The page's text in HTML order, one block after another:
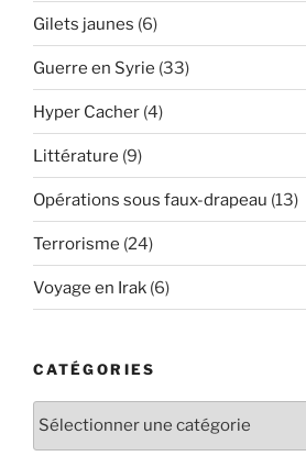
Gilets jaunes (6)
Guerre en Syrie (33)
Hyper Cacher (4)
Littérature (9)
Opérations sous faux-drapeau (13)
Terrorisme (24)
Voyage en Irak (6)
CATÉGORIES
Catégories